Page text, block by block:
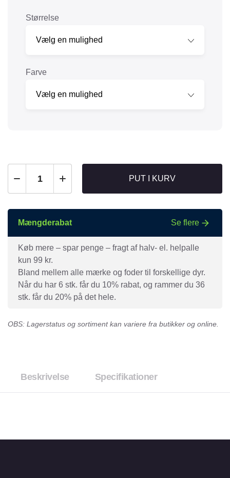
Størrelse
Farve
PUT I KURV
Mængderabat Se flere
Køb mere – spar penge – fragt af halv- el. helpalle
kun 99 kr.
Bland mellem alle mærke og foder til forskellige dyr.
Når du har 6 stk. får du 10% rabat, og rammer du 36
stk. får du 20% på det hele.
OBS: Lagerstatus og sortiment kan variere fra butikker og online.
Beskrivelse Specifikationer